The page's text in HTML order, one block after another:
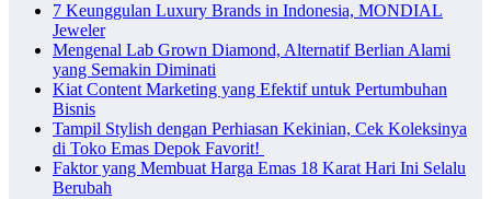
7 Keunggulan Luxury Brands in Indonesia, MONDIAL
Jeweler
Mengenal Lab Grown Diamond, Alternatif Berlian Alami
yang Semakin Diminati
Kiat Content Marketing yang Efektif untuk Pertumbuhan
Bisnis
Tampil Stylish dengan Perhiasan Kekinian, Cek Koleksinya
di Toko Emas Depok Favorit!
Faktor yang Membuat Harga Emas 18 Karat Hari Ini Selalu
Berubah